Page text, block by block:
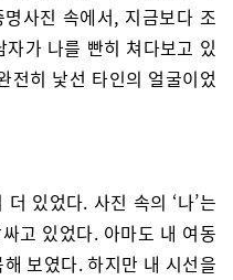
사진 속에서, 지금보다 조
가 나를 빤히 쳐다보고 있
전히 낯선 타인의 얼굴이었
있었다. 사진 속의 ‘나’는
고 있었다. 아마도 내 여동
보였다. 하지만 내 시선을